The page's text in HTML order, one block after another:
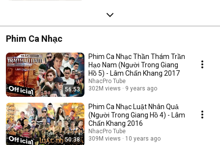
Phim Ca Nhạc
56:53
Phim Ca Nhạc Thần Thám Trần
Hạo Nam (Người Trong Giang
Hồ 5) - Lâm Chấn Khang 2017
NhacPro Tube
302M views
9 years ago
50:38
Phim Ca Nhạc Luật Nhân Quả
(Người Trong Giang Hồ 4) - Lâm
Chấn Khang 2016
NhacPro Tube
309M views
10 years ago